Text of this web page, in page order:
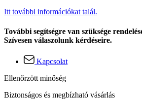
Itt további információkat talál.
További segítségre van szüksége
Szívesen válaszolunk kérdéseire.
Kapcsolat
Ellenőrzött minőség
Biztonságos és megbízható vásárlás